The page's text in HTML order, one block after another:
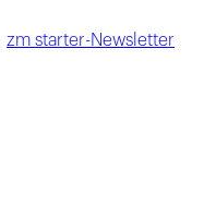
zm starter-Newsletter